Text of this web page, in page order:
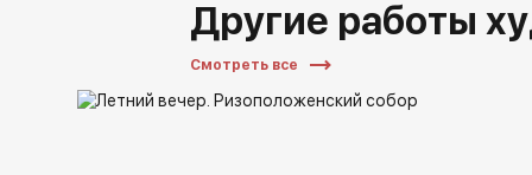
Другие работы
Смотреть все